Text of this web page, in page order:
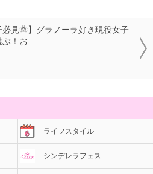
必見🌞】グラノーラ好き現役女子
！お...
ライフスタイル
シンデレラフェス